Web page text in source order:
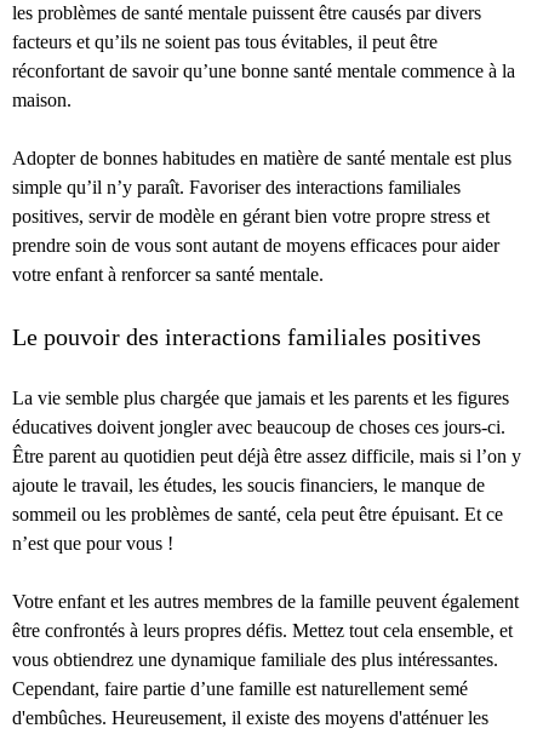
les problèmes de santé mentale puissent être causés par divers
facteurs et qu’ils ne soient pas tous évitables, il peut être
réconfortant de savoir qu’une bonne santé mentale commence à la
maison.
Adopter de bonnes habitudes en matière de santé mentale est plus
simple qu’il n’y paraît. Favoriser des interactions familiales
positives, servir de modèle en gérant bien votre propre stress et
prendre soin de vous sont autant de moyens efficaces pour aider
votre enfant à renforcer sa santé mentale.
Le pouvoir des interactions familiales positives
La vie semble plus chargée que jamais et les parents et les figures
éducatives doivent jongler avec beaucoup de choses ces jours-ci.
Être parent au quotidien peut déjà être assez difficile, mais si l’on y
ajoute le travail, les études, les soucis financiers, le manque de
sommeil ou les problèmes de santé, cela peut être épuisant. Et ce
n’est que pour vous !
Votre enfant et les autres membres de la famille peuvent également
être confrontés à leurs propres défis. Mettez tout cela ensemble, et
vous obtiendrez une dynamique familiale des plus intéressantes.
Cependant, faire partie d’une famille est naturellement semé
d'embûches. Heureusement, il existe des moyens d'atténuer les